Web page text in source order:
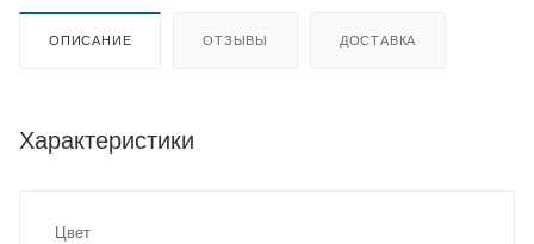
ОПИСАНИЕ ОТЗЫВЫ ДОСТАВКА
Характеристики
Цвет